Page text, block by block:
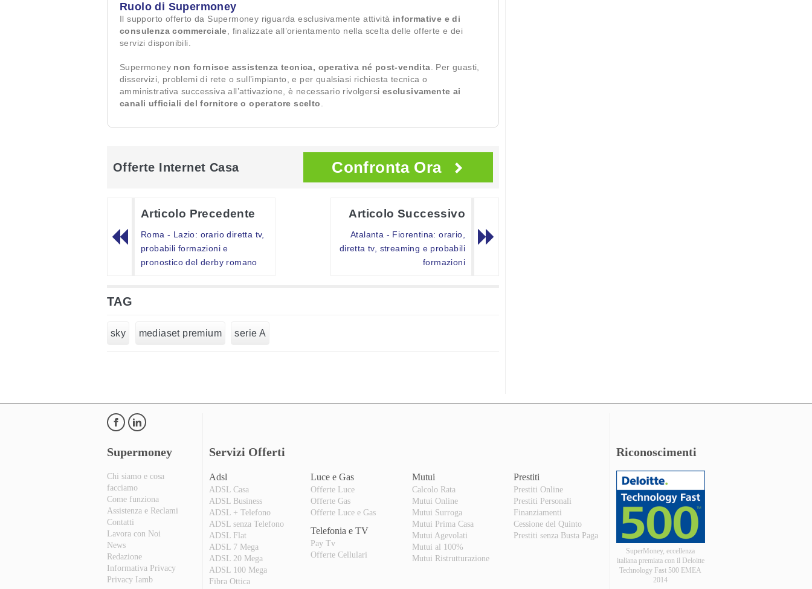
Ruolo di Supermoney
Il supporto offerto da Supermoney riguarda esclusivamente attività informative e di
consulenza commerciale , finalizzate all’orientamento nella scelta delle offerte e dei
servizi disponibili.
Supermoney non fornisce assistenza tecnica, operativa né post-vendita . Per guasti,
disservizi, problemi di rete o sull’impianto, e per qualsiasi richiesta tecnica o
amministrativa successiva all’attivazione, è necessario rivolgersi esclusivamente ai
canali ufficiali del fornitore o operatore scelto
Offerte Internet Casa Confronta Ora
Articolo Precedente
Roma - Lazio: orario diretta tv,
probabili formazioni e
pronostico del derby romano
Articolo Successivo
Atalanta - Fiorentina: orario,
diretta tv, streaming e probabili
formazioni
TAG
sky mediaset premium serie A
Supermoney
Chi siamo e cosa
facciamo
Come funziona
Assistenza e Reclami
Contatti
Lavora con Noi
News
Redazione
Informativa Privacy
Privacy Iamb
Servizi Offerti
Adsl
ADSL Casa
ADSL Business
ADSL + Telefono
ADSL senza Telefono
ADSL Flat
ADSL 7 Mega
ADSL 20 Mega
ADSL 100 Mega
Fibra Ottica
Luce e Gas
Offerte Luce
Offerte Gas
Offerte Luce e Gas
Telefonia e TV
Pay Tv
Offerte Cellulari
Mutui
Calcolo Rata
Mutui Online
Mutui Surroga
Mutui Prima Casa
Mutui Agevolati
Mutui al 100%
Mutui Ristrutturazione
Prestiti
Prestiti Online
Prestiti Personali
Finanziamenti
Cessione del Quinto
Prestiti senza Busta Paga
Riconoscimenti
SuperMoney, eccellenza
italiana premiata con il Deloitte
Technology Fast 500 EMEA
2014